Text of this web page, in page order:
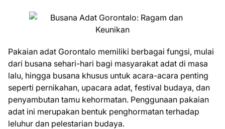
Pakaian adat Gorontalo memiliki berbagai fungsi, mulai
dari busana sehari-hari bagi masyarakat adat di masa
lalu, hingga busana khusus untuk acara-acara penting
seperti pernikahan, upacara adat, festival budaya, dan
penyambutan tamu kehormatan. Penggunaan pakaian
adat ini merupakan bentuk penghormatan terhadap
leluhur dan pelestarian budaya.